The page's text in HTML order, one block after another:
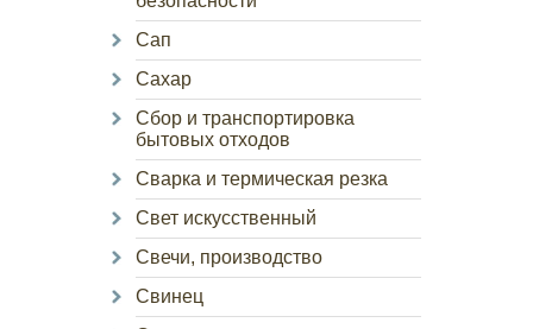
Сап
Сахар
Сбор и транспортировка
бытовых отходов
Сварка и термическая резка
Свет искусственный
Свечи, производство
Свинец